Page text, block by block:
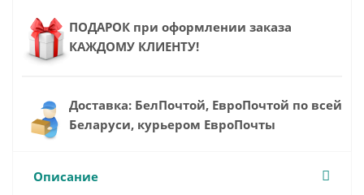
ПОДАРОК при оформлении заказа
КАЖДОМУ КЛИЕНТУ!
Доставка: БелПочтой, ЕвроПочтой по всей
Беларуси, курьером ЕвроПочты
Описание